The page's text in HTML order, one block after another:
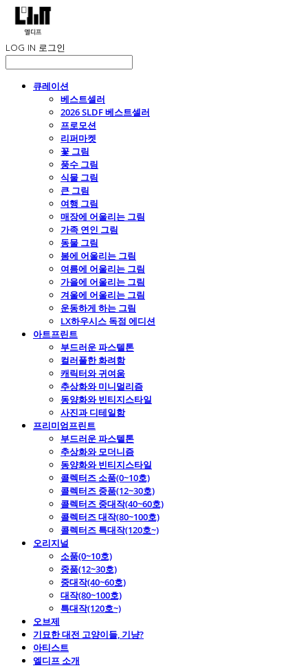
LOG IN 로그인
큐레이션
베스트셀러
2026 SLDF 베스트셀러
프로모션
리퍼마켓
꽃 그림
풍수 그림
식물 그림
큰 그림
여행 그림
매장에 어울리는 그림
가족 연인 그림
동물 그림
봄에 어울리는 그림
여름에 어울리는 그림
가을에 어울리는 그림
겨울에 어울리는 그림
운동하게 하는 그림
LX하우시스 독점 에디션
아트프린트
부드러운 파스텔톤
컬러풀한 화려함
캐릭터와 귀여움
추상화와 미니멀리즘
동양화와 빈티지스타일
사진과 디테일함
프리미엄프린트
부드러운 파스텔톤
추상화와 모더니즘
동양화와 빈티지스타일
콜렉터즈 소품(0~10호)
콜렉터즈 중품(12~30호)
콜렉터즈 중대작(40~60호)
콜렉터즈 대작(80~100호)
콜렉터즈 특대작(120호~)
오리지널
소품(0~10호)
중품(12~30호)
중대작(40~60호)
대작(80~100호)
특대작(120호~)
오브제
기묘한 대전 고양이들, 기냥?
아티스트
엘디프 소개